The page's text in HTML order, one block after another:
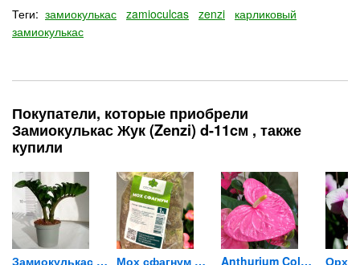
Теги: замиокулькас zamioculcas zenzi
карликовый
замиокулькас
Покупатели, которые приобрели
Замиокулькас Жук (Zenzi) d-11cм , также
купили
Замиокулькас Жук (Zenzi) d-9cм Мох сфагнум Орхимания 1л Anthurium Colorado